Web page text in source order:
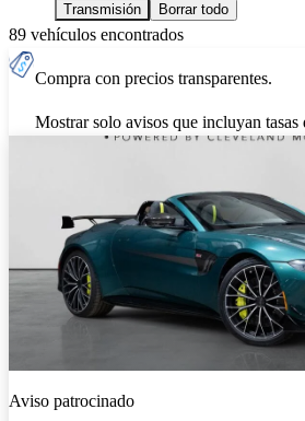
Transmisión
Borrar todo
89 vehículos encontrados
Compra con precios transparentes.
Mostrar solo avisos que incluyan tasas
Aviso patrocinado